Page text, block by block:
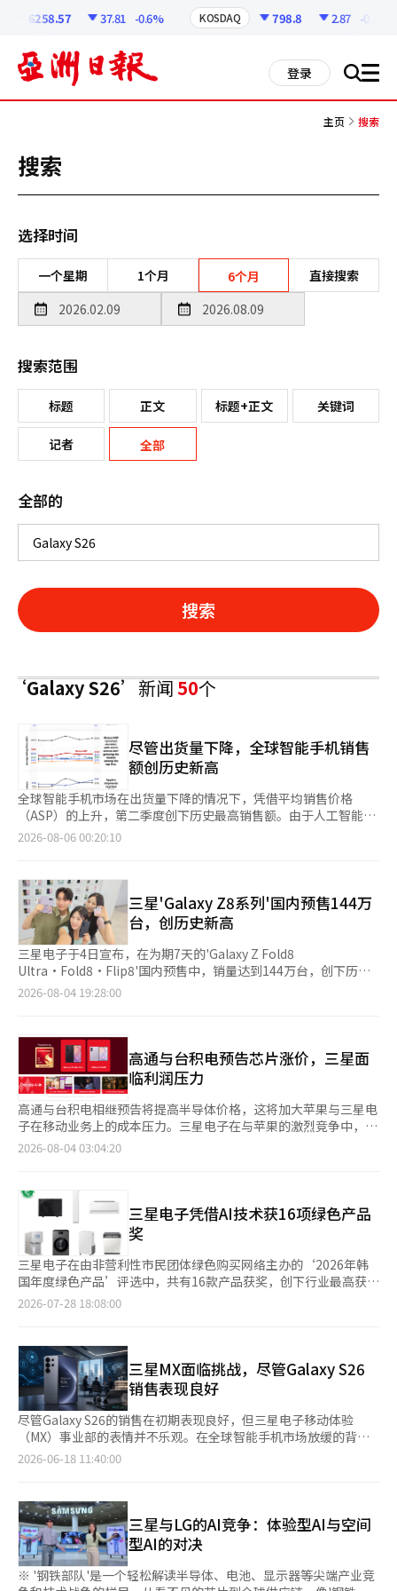
6258.57 37.81 -0.6% KOSDAQ 798.8 2.87 -0.36%
登录 搜 all
主页 搜索
搜索
选择时间
一个星期 1个月 6个月 直接搜索
搜索范围
标题 正文 标题+正文 关键词
记者 全部
全部的
搜索
‘Galaxy S26’新闻50个
尽管出货量下降，全球智能手机销售
额创历史新高
全球智能手机市场在出货量下降的情况下，凭借平均销售价格
（ASP）的上升，第二季度创下历史最高销售额。由于人工智能
（AI）时代内存价格飙升，智能手机制造商纷纷提高产品价格，市
比较高的中国厂商则面临成本压力和需求减缓的双重困境。根据市
场调研公司Counterpoint Research的数据显示，2026年第二季
度全球智能手机市场销售额达到1090亿美元，同比增长7%，创下
第二季度历史最高纪录。尽管出货量有所下降，但ASP较去年上涨
17%，达到400美元，推动了销售额的增长。ASP同样是第二季度
历史最高水平。市场结构也在快速变化。过去，出货量的扩大是增
长的关键，而现在高端产品占比的提升和价格上涨正在主导业绩。
由于AI服务器需求的增加导致内存供应不足和零部件价格上涨，智
Counterpoint Research的首席研究员实皮·贾因表示：“全球
智能手机市场已进入以价值增长为核心动力的阶段，出货量的增长
已不再是唯一目标。入门级市场正在缩小，成本压力加大，制造商
们正集中于高端产品销售和大容量型号的比例提升。”他进一步指
出：“通过分期付款和以旧换新计划，智能手机制造商在新兴市场
中也提高了高端产品的可及性。”受益最大的企业是苹果。苹果在
第二季度的销售额市场份额达到49%，创下历史最高水平。销售额
同比增长22%，出货量和ASP分别增长13%和8%。iPhone 17系
Pro Max的销售超出预期，维持了以高端产品为中心的销售结构。
与竞争对手因内存价格上涨而大幅提高产品价格不同，苹果成功保
持了主要型号的价格，同时扩大了市场份额。Counterpoint
Research的研究总监塔伦·帕塔克表示：“苹果受到内存供应紧
张的影响相对较小，成本上涨也被其自身吸收，从而保持了价格竞
争力。在中国、欧洲和新兴市场的表现尤为突出，安卓制造商的价
格上涨进一步突显了苹果的相对竞争力。”三星电子也保持了稳定
的增长。三星以16%的销售额市场份额位居第二，销售额和出货量
绩。在中东、非洲和北美市场，三星也实现了两位数的增长，进一
步提升了业绩。特别是三星电子凭借自有的半导体和显示器等核心
部件的垂直整合结构，有效吸收了成本上涨的影响。尽管对部分产
品线进行了选择性调价，但仍稳定保持了ASP，从而实现了出货量
和盈利能力的双重保障。相反，中国厂商则因成本压力导致业绩下
滑。小米在前五大品牌中出货量下降幅度最大，出货量下降26%，
销售额下降17%，但ASP上涨13%。然而，由于其业务结构中入门
Vivo的情况也类似。两家公司分别实现了9%和13%的ASP增长，
但销售额分别下降了10%和11%。尤其是Vivo在主要厂商中ASP的
上涨幅度最高，但由于市场对价格敏感，销售下降未能得到遏制。
业界普遍认为，这两家公司都在将产品组合重心转向高端，以改善
盈利能力。预计下半年这一趋势将持续。由于AI内存供应不足和零
2026-08-06 00:20:10
三星'Galaxy Z8系列'国内预售144万
台，创历史新高
三星电子于4日宣布，在为期7天的'Galaxy Z Fold8
Ultra·Fold8·Flip8'国内预售中，销量达到144万台，创下历史
最高的Galaxy智能手机预售记录。这一数字超过了2019年Galaxy
的104万台相比，增长了约38%。今年Galaxy S26系列的135万台
记录也被超越。 在销量中，Fold8占据了约70%的份额。三星电子
表示，经过7代的折叠技术积累和新形态的推出，推动了初期的热
销。 在颜色方面，Fold8的受欢迎颜色为奶油色和石墨色，Fold8
Ultra为石墨色和紫色阴影，Flip8则以粉色和奶油色受到青睐。三
星官网专属颜色的开心果色和薄荷色也颇受欢迎。 此次热销的关
键在于1030年龄段的消费者。根据三星官网的预订数据，预订客
户中有一半为10·30岁年轻人。大屏幕体验和多任务处理功能满
求。 女性客户的增加也十分显著。根据三星官网数据，购买Fold8
Ultra·Fold8的1030女性客户数量较前作增长了两倍以上。业内
人士认为，新的4:3屏幕比例和设计的完成度对女性消费者的吸引
力有所提升。 价格竞争力和订阅优惠也推动了销售。三星电子提
供了双倍存储升级、最高50%残值保障的'新Galaxy AI订阅俱乐
部'以及针对Flip8的'Flip青年订阅'等优惠。数据显示，选择自购的
客户中有一半加入了订阅俱乐部。 预购客户将于4日起陆续开通，
新产品将于7日起在包括韩国在内的100多个国家陆续上市。 三星
场的领导地位。※ 本报道经人工智能（AI）系统翻译与编辑。
2026-08-04 19:28:00
高通与台积电预告芯片涨价，三星面
临利润压力
高通与台积电相继预告将提高半导体价格，这将加大苹果与三星电
子在移动业务上的成本压力。三星电子在与苹果的激烈竞争中，分
析认为必须提高Galaxy高端产品的平均售价，同时扩大自家应用处
在致客户的信函中表示，已达到无法自行吸收供应商成本上涨的极
艺的半导体代工生产价格提高5%至10%。这一变化被解读为由于
AI数据中心投资的增加，先进工艺和内存生产能力优先分配给服务
器用半导体的影响。 对于三星电子而言，Galaxy旗舰机型所需的
骁龙采购价格和自家AP生产成本可能同时上涨。即使降低对高通
的依赖，仍难以避免台积电与三星代工的先进工艺成本上升。 苹
果也指出，先进半导体生产能力不足是其供应链的负担。然而，苹
50.1%，相对稳定地吸收了成本上涨的影响，情况比三星电子要好
一些。 三星电子已从Galaxy S26系列开始调高价格。自2023年
起，Galaxy S系列的出厂价在连续三年冻结后进行了调整，以部分
反映部件成本的上涨。 未来价格上涨的压力可能仍将持续。然
而，有观点指出，仅通过每次成本上涨就提高出厂价的方式，难以
避免消费者的抵制。 分析认为，价格上涨必须有消费者能够感知
的改进作为支撑，例如相机、设备内AI、续航能力和折叠使用性
等，才能被视为高端战略。三星电子希望提高Ultra和Galaxy Z8系
扩展与否也被视为未来盈利能力的关键因素。Galaxy S26系列搭载
了三星电子2纳米工艺生产的Exynos 2600，但最高端的S26 Ultra
则无论地区如何都采用了高通骁龙。 在售价和部件成本最高的
Ultra型号中，继续依赖高通的情况使得AP价格谈判面临限制。只
有Exynos能够应用于最高端产品，才能在与高通的谈判中形成实
质性的替代选择。 然而，若急于通过成本控制来应用自家芯片，
2026-08-04 03:04:20
三星电子凭借AI技术获16项绿色产品
奖
三星电子在由非营利性市民团体绿色购买网络主办的‘2026年韩
国年度绿色产品’评选中，共有16款产品获奖，创下行业最高获奖
记录。 三星电子凭借14款应用了基于人工智能（AI）的节能技术
者评审团共同参与，综合评估了产品的环保性和商品性。 在生活
家电领域，入选的产品包括能效比化石燃料高出约5倍的‘EHS热
泵锅炉’，以及能耗减少最多30%的专利技术‘舒适除湿’应用
的‘Bespoke AI无风组合画廊Pro’等14款产品。 ‘Bespoke AI
无风组合Pro壁挂式’空调和‘Bespoke AI泡菜冰箱’因消费者评
审高分而获得‘人气奖’，双双获奖。 此外，入选的还有：具备
69分钟快速洗涤和干燥及SmartThings AI节能模式的‘Bespoke
AI组合’；能过滤82种有害物质并支持AI定制消毒的‘Bespoke
箱、洗碗机、机器人吸尘器、空气衣柜、感应炉等代表性绿色产
品。 在移动设备领域，‘Galaxy S26系列’和‘Galaxy Book6
Pro’也入选。Galaxy S26系列承诺提供7年的操作系统和安全更
新，并新应用了可回收的钽和锂材料，提高了环保性。 Galaxy
Book6 Pro因其可变刷新率显示屏和内存电力及速度自动调节技
术，大幅降低了能耗，获得认可。
2026-07-28 18:08:00
三星MX面临挑战，尽管Galaxy S26
销售表现良好
尽管Galaxy S26的销售在初期表现良好，但三星电子移动体验
（MX）事业部的表情并不乐观。在全球智能手机市场放缓的背景
下，尽管凭借高端产品保持了销售量，但内存价格上涨和部件成本
业部正在根据今年上半年Galaxy S26系列的销售情况重新调整下半
年的智能手机战略。Galaxy S26凭借人工智能（AI）功能、相机性
能和高端设计在上市初期吸引了市场的关注。在整体智能手机更换
需求不强的情况下，旗舰产品起到了支撑作用。 然而，销售的良
好表现并未直接转化为盈利能力的改善。由于AI服务器需求的增
2026-06-18 11:40:00
三星与LG的AI竞争：体验型AI与空间
型AI的对决
※ '钢铁部队'是一个轻松解读半导体、电池、显示器等尖端产业竞